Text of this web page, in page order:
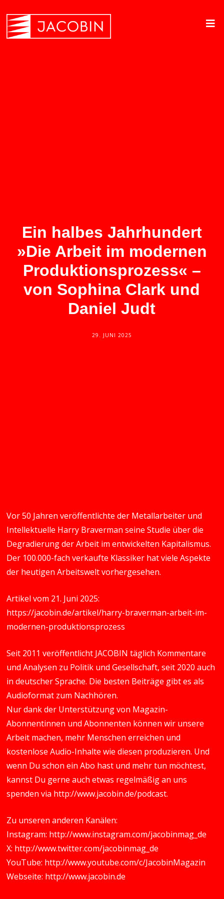
Ein halbes Jahrhundert
»Die Arbeit im modernen
Produktionsprozess« –
von Sophina Clark und
Daniel Judt
29. JUNI 2025
Vor 50 Jahren veröffentlichte der Metallarbeiter und
Intellektuelle Harry Braverman seine Studie über die
Degradierung der Arbeit im entwickelten Kapitalismus.
Der 100.000-fach verkaufte Klassiker hat viele Aspekte
der heutigen Arbeitswelt vorhergesehen.
Artikel vom 21. Juni 2025:
https://jacobin.de/artikel/harry-braverman-arbeit-im-
modernen-produktionsprozess
Seit 2011 veröffentlicht JACOBIN täglich Kommentare
und Analysen zu Politik und Gesellschaft, seit 2020 auch
in deutscher Sprache. Die besten Beiträge gibt es als
Audioformat zum Nachhören.
Nur dank der Unterstützung von Magazin-
Abonnentinnen und Abonnenten können wir unsere
Arbeit machen, mehr Menschen erreichen und
kostenlose Audio-Inhalte wie diesen produzieren. Und
wenn Du schon ein Abo hast und mehr tun möchtest,
kannst Du gerne auch etwas regelmäßig an uns
spenden via http://www.jacobin.de/podcast.
Zu unseren anderen Kanälen:
Instagram: http://www.instagram.com/jacobinmag_de
X: http://www.twitter.com/jacobinmag_de
YouTube: http://www.youtube.com/c/JacobinMagazin
Webseite: http://www.jacobin.de